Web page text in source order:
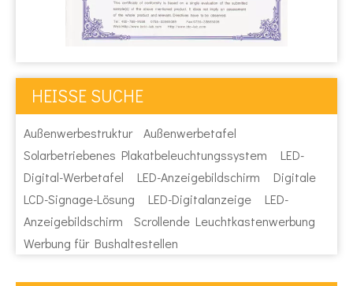
HEISSE SUCHE
Außenwerbestruktur
Außenwerbetafel
Solarbetriebenes Plakatbeleuchtungssystem
LED-
Digital-Werbetafel
LED-Anzeigebildschirm
Digitale
LCD-Signage-Lösung
LED-Digitalanzeige
LED-
Anzeigebildschirm
Scrollende Leuchtkastenwerbung
Werbung für Bushaltestellen